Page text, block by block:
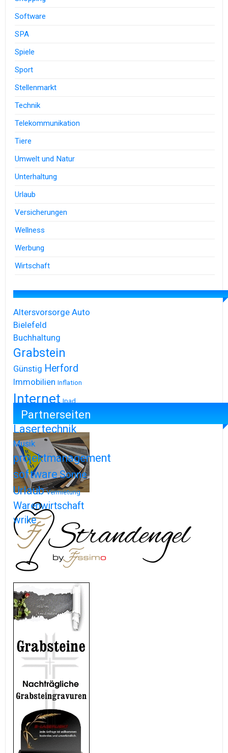
Software
SPA
Spiele
Sport
Stellenmarkt
Technik
Telekommunikation
Tiere
Umwelt und Natur
Unterhaltung
Urlaub
Versicherungen
Wellness
Werbung
Wirtschaft
Altersvorsorge Auto
Bielefeld
Buchhaltung
Grabstein
Günstig Herford
Immobilien Inflation
Internet Ipad
Iphone
Lasertechnik
Musik
projektmanagement
softwareSonne
Urlaub Vermietung
Warenwirtschaft
wrike
Partnerseiten